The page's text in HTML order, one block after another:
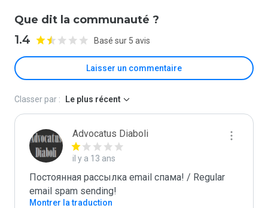
Que dit la communauté ?
1.4 Basé sur 5 avis
Laisser un commentaire
Classer par : Le plus récent
Advocatus Diaboli
il y a 13 ans
Постоянная рассылка email спама! / Regular
email spam sending!
Montrer la traduction